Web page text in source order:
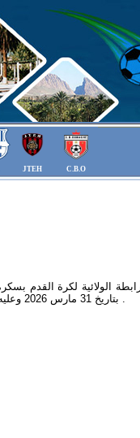
JTEH C.B.O
بتاريخ 31 مارس 2026 وعليه على جميع الفرق إتخاذ التدابير اللازمة لتسجيل اللاعبين .